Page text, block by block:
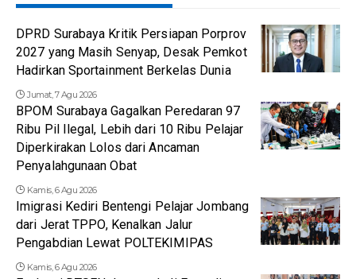
DPRD Surabaya Kritik Persiapan Porprov
2027 yang Masih Senyap, Desak Pemkot
Hadirkan Sportainment Berkelas Dunia
Jumat, 7 Agu 2026
BPOM Surabaya Gagalkan Peredaran 97
Ribu Pil Ilegal, Lebih dari 10 Ribu Pelajar
Diperkirakan Lolos dari Ancaman
Penyalahgunaan Obat
Kamis, 6 Agu 2026
Imigrasi Kediri Bentengi Pelajar Jombang
dari Jerat TPPO, Kenalkan Jalur
Pengabdian Lewat POLTEKIMIPAS
Kamis, 6 Agu 2026